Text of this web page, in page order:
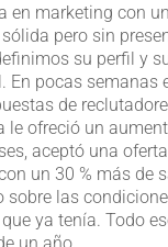
en marketing con
pero sin
su perfil y
En pocas semanas
de
le ofreció un
aceptó una
un 30 % más de
sobre las
ya tenía. Todo